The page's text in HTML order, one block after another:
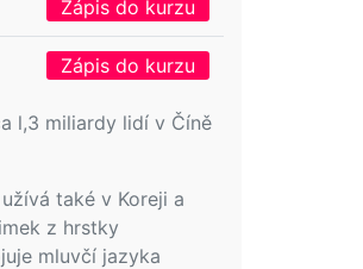
l,3 miliardy lidí v Číně
také v Koreji a
z hrstky
mluvčí jazyka
Zápis do kurzu
Zápis do kurzu